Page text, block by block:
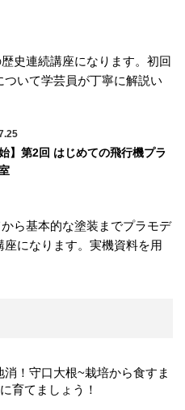
史連続講座になります。初回
いて学芸員が丁寧に解説い
始】第2回 はじめての飛行機プラ
ら基本的な塗装までプラモデ
になります。実機資料を用
消！守口大根~栽培から食すま
育てましょう！